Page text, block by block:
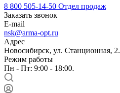
8 800 505-14-50 Отдел продаж
Заказать звонок
E-mail
nsk@arma-opt.ru
Адрес
Новосибирск, ул. Станционная, 2.
Режим работы
Пн - Пт: 9:00 - 18:00.